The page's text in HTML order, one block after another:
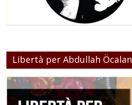
Libertà per Abdullah Öcalan